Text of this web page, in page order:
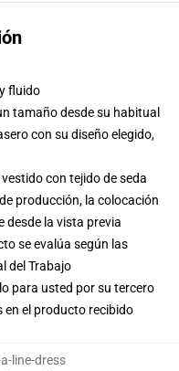
fluido
tamaño desde su habitual
con su diseño elegido,
con tejido de seda
producción, la colocación
desde la vista previa
se evalúa según las
del Trabajo
para usted por su tercero
en el producto recibido
line-dress